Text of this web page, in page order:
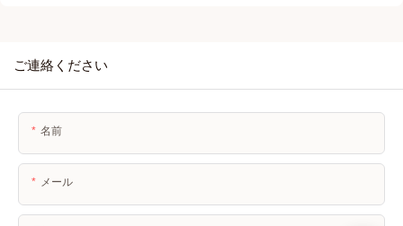
ご連絡ください
名前
メール